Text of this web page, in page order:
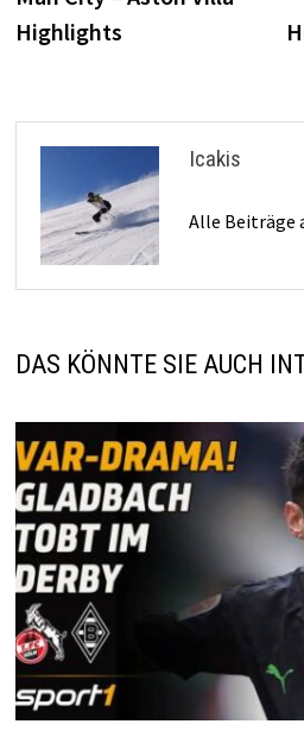
Highlights
Icakis
Alle Beiträge
DAS KÖNNTE SIE AUCH